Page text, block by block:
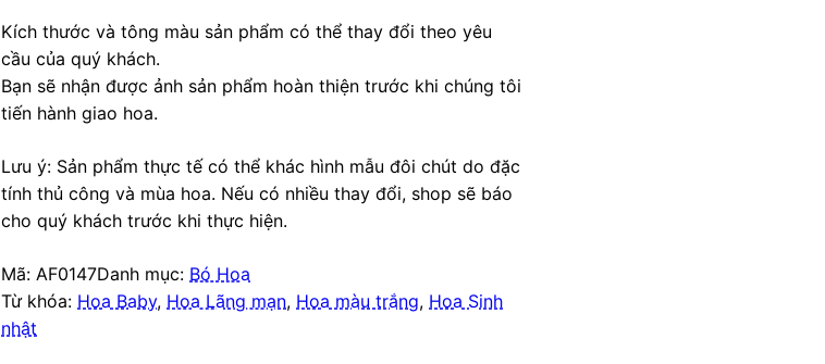
Kích thước và tông màu sản phẩm có thể thay đổi theo yêu
cầu của quý khách.
Bạn sẽ nhận được ảnh sản phẩm hoàn thiện trước khi chúng tôi
tiến hành giao hoa.
Lưu ý: Sản phẩm thực tế có thể khác hình mẫu đôi chút do đặc
tính thủ công và mùa hoa. Nếu có nhiều thay đổi, shop sẽ báo
cho quý khách trước khi thực hiện.
Mã:AF0147Danh mục: Bó Hoa
Từ khóa: Hoa Baby, Hoa Lãng mạn, Hoa màu trắng, Hoa Sinh
nhật